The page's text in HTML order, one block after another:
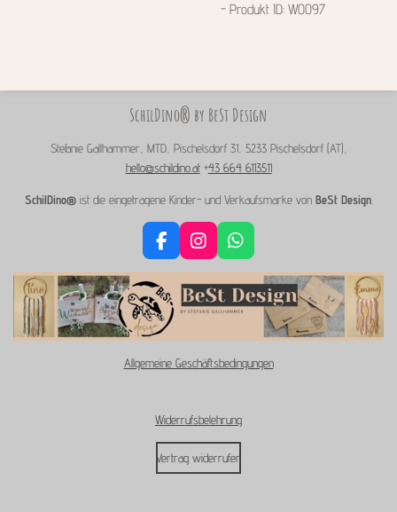
- Produkt ID: W0097
SchilDino® by BeSt Design
Stefanie Gallhammer, MTD, Pischelsdorf 31, 5233 Pischelsdorf (AT),
hello@schildino.at+43 664 6113511
SchilDino®ist die eingetragene Kinder- und Verkaufsmarke vonBeSt Design.
F
a
e
b
o
k
I
n
s
t
a
a
W
h
a
t
s
p
Allgemeine Geschäftsbedingungen
Widerrufsbelehrung
Vertrag widerrufen